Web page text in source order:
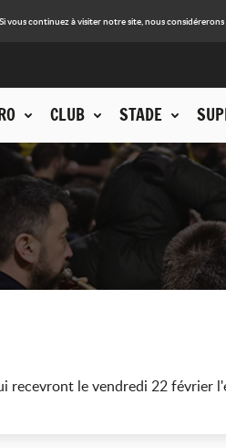
continuez à visiter notre site, nous
CLUB STADE
recevront le vendredi 22 février